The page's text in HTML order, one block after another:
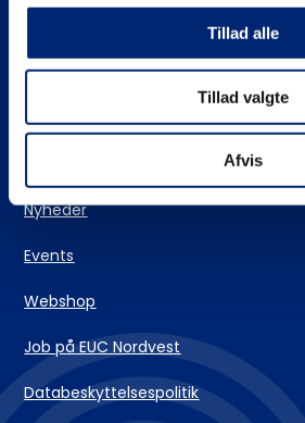
Tillad alle
Tillad valgte
Afvis
EUC Nordvests skolehjem
Login og IT-support
Kontakt
Nyheder
Events
Webshop
Job på EUC Nordvest
Databeskyttelsespolitik